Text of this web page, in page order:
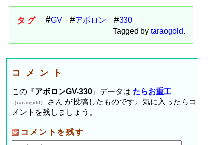
タグ GV アボロン
330
Tagged by taraogold.
コメント
この『アボロンGV-330 』データは たらお重工
（taraogold）
さん が投稿したものです。気に入ったらコ
メントを残しましょう。
コメントを残す